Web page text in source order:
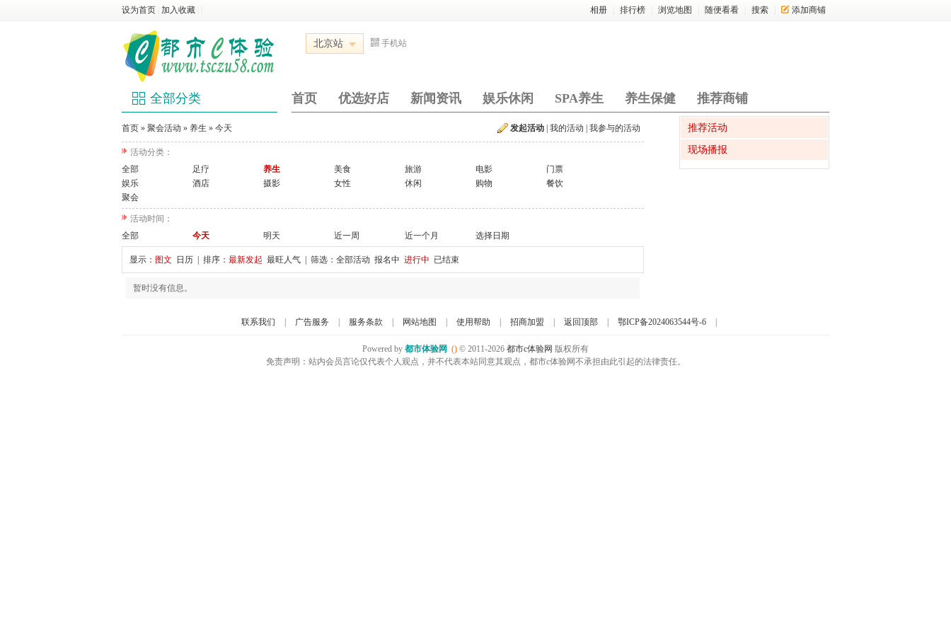
设为首页 加入收藏 相册 排行榜 浏览地图 随便看看 搜索 添加商铺
北京站 手机站
全部分类 首页 优选好店 新闻资讯 娱乐休闲 SPA养生 养生保健 推荐商铺
发起活动 我的活动 我参与的活动
首页 » 聚会活动 » 养生 » 今天
活动分类：
全部
足疗 养生 美食 旅游 电影
门票
娱乐
酒店 摄影 女性 休闲 购物
餐饮
聚会
活动时间：
全部
今天 明天 近一周 近一个月 选择日期
显示： 图文 日历 | 排序： 最新发起 最旺人气 | 筛选： 全部活动 报名中 进行中 已结束
暂时没有信息。
推荐活动
现场播报
联系我们 广告服务 服务条款 网站地图 使用帮助 招商加盟 返回顶部 鄂ICP备2024063544号-6
Powered by 都市体验网 () © 2011-2026 都市c体验网 版权所有
免责声明：站内会员言论仅代表个人观点，并不代表本站同意其观点，都市c体验网不承担由此引起的法律责任。